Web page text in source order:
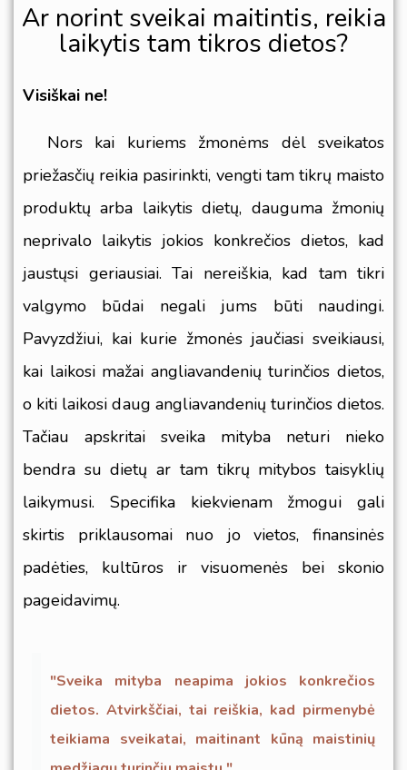
Ar norint sveikai maitintis, reikia
laikytis tam tikros dietos?
Visiškai ne!
Nors kai kuriems žmonėms dėl sveikatos
priežasčių reikia pasirinkti, vengti tam tikrų maisto
produktų arba laikytis dietų, dauguma žmonių
neprivalo laikytis jokios konkrečios dietos, kad
jaustųsi geriausiai. Tai nereiškia, kad tam tikri
valgymo būdai negali jums būti naudingi.
Pavyzdžiui, kai kurie žmonės jaučiasi sveikiausi,
kai laikosi mažai angliavandenių turinčios dietos,
o kiti laikosi daug angliavandenių turinčios dietos.
Tačiau apskritai sveika mityba neturi nieko
bendra su dietų ar tam tikrų mitybos taisyklių
laikymusi. Specifika kiekvienam žmogui gali
skirtis priklausomai nuo jo vietos, finansinės
padėties, kultūros ir visuomenės bei skonio
pageidavimų.
"Sveika mityba neapima jokios konkrečios
dietos. Atvirkščiai, tai reiškia, kad pirmenybė
teikiama sveikatai, maitinant kūną maistinių